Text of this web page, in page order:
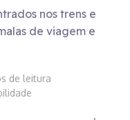
nos trens e
de viagem e
de leitura